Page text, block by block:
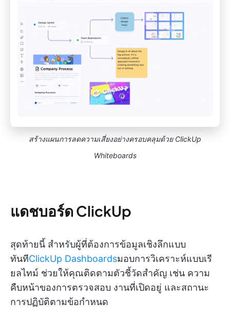
สร้างแผนการลดความเสี่ยงอย่างครอบคลุมด้วย ClickUp
Whiteboards
แดชบอร์ด ClickUp
สุดท้ายนี้ สำหรับผู้ที่ต้องการข้อมูลเชิงลึกแบบ
ทันทีClickUp Dashboardsมอบการวิเคราะห์แบบเรี
ยลไทม์ ช่วยให้คุณติดตามตัวชี้วัดสำคัญ เช่น ความ
คืบหน้าของการตรวจสอบ งานที่เปิดอยู่ และสถานะ
การปฏิบัติตามข้อกำหนด